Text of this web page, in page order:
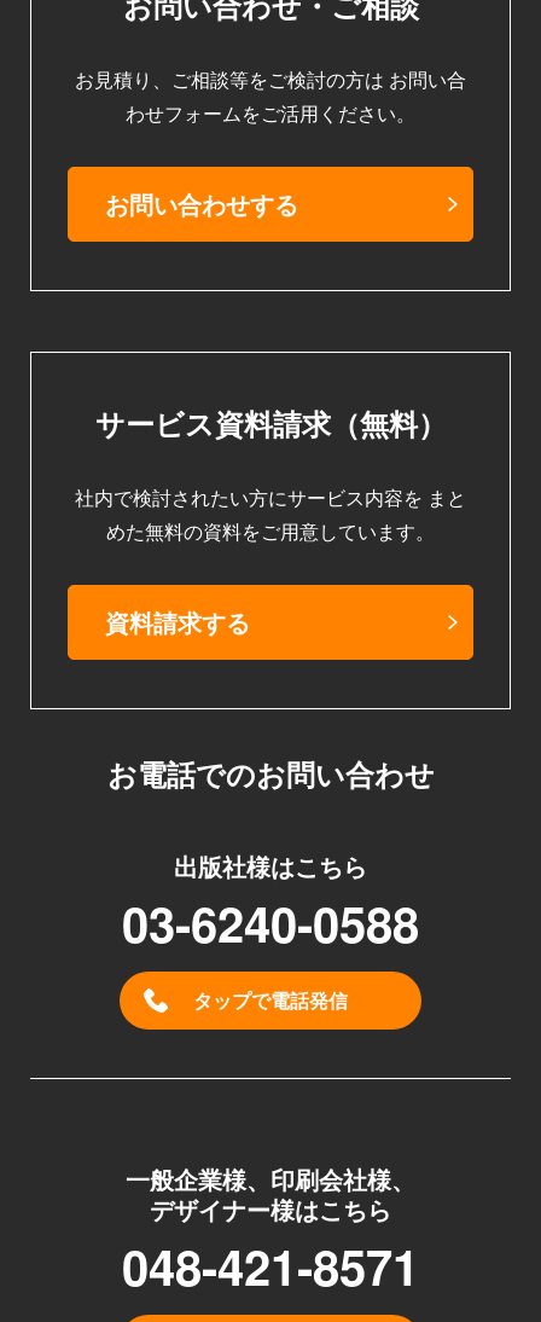
お見積り、ご相談等をご検討の方は お問い合
わせフォームをご活用ください。
お問い合わせする
サービス資料請求（無料）
社内で検討されたい方にサービス内容を まと
めた無料の資料をご用意しています。
資料請求する
お電話でのお問い合わせ
出版社様はこちら
03-6240-0588
タップで電話発信
一般企業様、印刷会社様、
デザイナー様はこちら
048-421-8571